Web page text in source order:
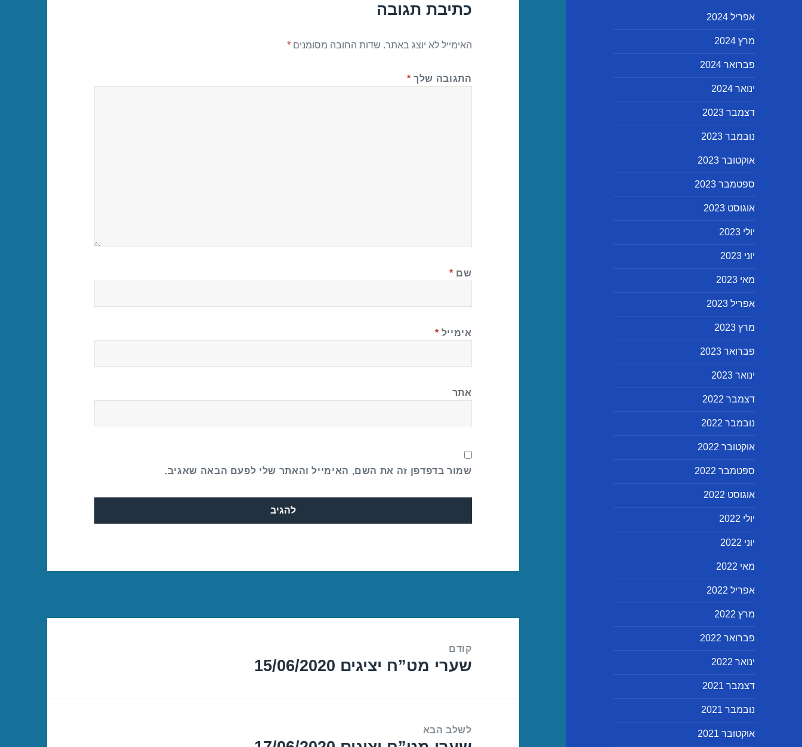
אפריל 2024
מרץ 2024
פברואר 2024
ינואר 2024
דצמבר 2023
נובמבר 2023
אוקטובר 2023
ספטמבר 2023
אוגוסט 2023
יולי 2023
יוני 2023
מאי 2023
אפריל 2023
מרץ 2023
פברואר 2023
ינואר 2023
דצמבר 2022
נובמבר 2022
אוקטובר 2022
ספטמבר 2022
אוגוסט 2022
יולי 2022
יוני 2022
מאי 2022
אפריל 2022
מרץ 2022
פברואר 2022
ינואר 2022
דצמבר 2021
נובמבר 2021
אוקטובר 2021
כתיבת תגובה
האימייל לא יוצג באתר. שדות החובה מסומנים*
התגובה שלך *
שם *
אימייל *
אתר
שמור בדפדפן זה את השם, האימייל והאתר שלי לפעם הבאה שאגיב.
קודם
הפוסט
שערי מט”ח יציגים 15/06/2020
לשלב הבא